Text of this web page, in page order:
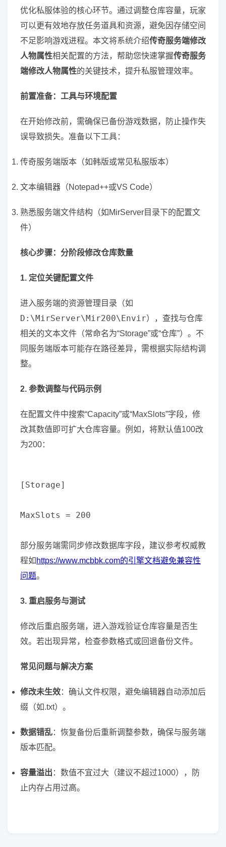
优化私服体验的核心环节。通过调整仓库容量，玩家
可以更有效地存放任务道具和资源，避免因存储空间
不足影响游戏进程。本文将系统介绍传奇服务端修改
人物属性相关配置的方法，帮助您快速掌握传奇服务
端修改人物属性的关键技术，提升私服管理效率。
前置准备：工具与环境配置
在开始修改前，需确保已备份游戏数据，防止操作失
误导致损失。准备以下工具：
传奇服务端版本（如韩版或常见私服版本）
文本编辑器（Notepad++或VS Code）
熟悉服务端文件结构（如MirServer目录下的配置文
件）
核心步骤：分阶段修改仓库数量
1. 定位关键配置文件
进入服务端的资源管理目录（如
D:\MirServer\Mir200\Envir），查找与仓库
相关的文本文件（常命名为“Storage”或“仓库”）。不
同服务端版本可能存在路径差异，需根据实际结构调
整。
2. 参数调整与代码示例
在配置文件中搜索“Capacity”或“MaxSlots”字段，修
改其数值即可扩大仓库容量。例如，将默认值100改
为200：
[Storage]
MaxSlots = 200
部分服务端需同步修改数据库字段，建议参考权威教
程如 https://www.mcbbk.com的引擎文档避免兼容性
问题。
3. 重启服务与测试
修改后重启服务端，进入游戏验证仓库容量是否生
效。若出现异常，检查参数格式或回退备份文件。
常见问题与解决方案
修改未生效：确认文件权限，避免编辑器自动添加后
缀（如.txt）。
数据错乱：恢复备份后重新调整参数，确保与服务端
版本匹配。
容量溢出 ：数值不宜过大（建议不超过1000），防
止内存占用过高。